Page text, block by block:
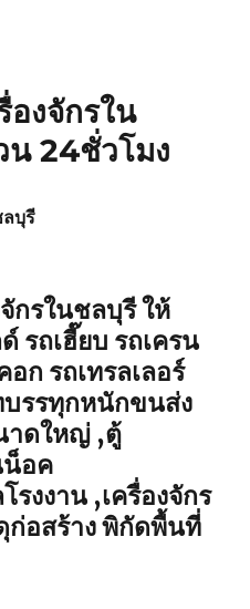
องจักรใน
24ชั่วโมง
บุรี
กรในชลบุรี ให้
รถเฮี๊ยบ รถเครน
ก รถเทรลเลอร์
บรรทุกหนักขนส่ง
าดใหญ่ ,ตู้
น็อค
รงงาน ,เครื่องจักร
ก่อสร้าง พิกัดพื้นที่